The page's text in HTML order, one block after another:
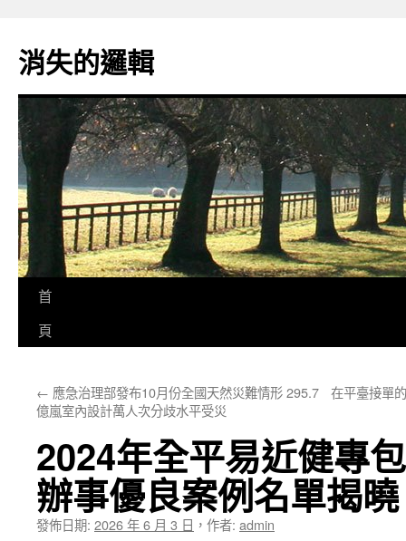
主
要
消失的邏輯
首
頁
← 應急治理部發布10月份全國天然災難情形 295.7
億嵐室內設計萬人次分歧水平受災
在平臺接單
2024年全平易近健專
辦事優良案例名單揭曉
發佈日期: 2026 年 6 月 3 日 ， 作者: admin